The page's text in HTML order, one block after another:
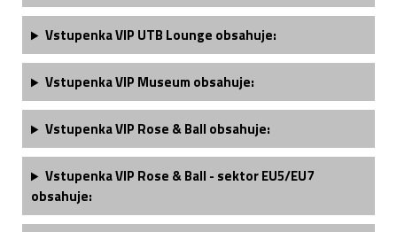
Vstupenka VIP UTB Lounge obsahuje:
Vstupenka VIP Museum obsahuje:
Vstupenka VIP Rose & Ball obsahuje:
Vstupenka VIP Rose & Ball - sektor EU5/EU7
obsahuje: